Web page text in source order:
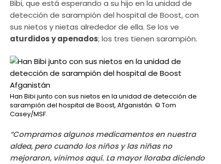
Bibi, que está esperando a su hijo en la unidad de
detección de sarampión del hospital de Boost, con
sus nietos y nietas alrededor de ella. Se los ve
aturdidos y apenados; los tres tienen sarampión.
Han Bibi junto con sus nietos en la unidad de detección de
sarampión del hospital de Boost, Afganistán. © Tom
Casey/MSF.
“Compramos algunos medicamentos en nuestra
aldea, pero cuando los niños y las niñas no
mejoraron, vinimos aquí. La mayor lloraba diciendo